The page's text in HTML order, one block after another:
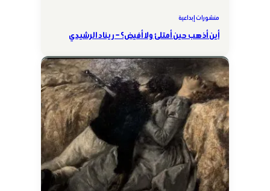
منشورات إبداعية
أين أذهب حين أمتلئ ولا أفيض؟ – ريناد الرشيدي